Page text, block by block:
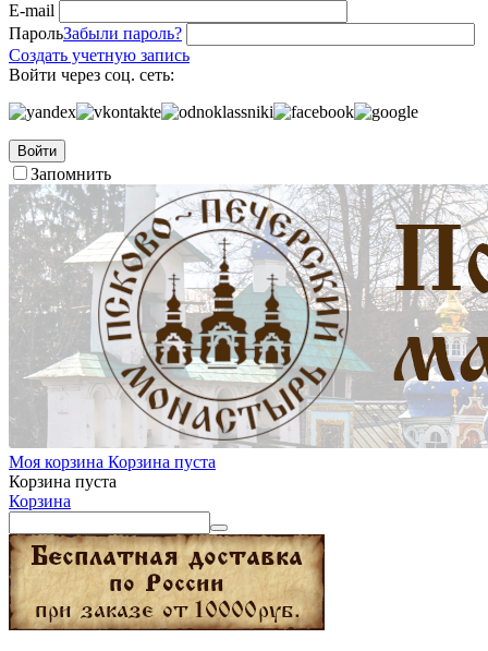
E-mail
ПарольЗабыли пароль?
Создать учетную запись
Войти через соц. сеть:
Войти
Запомнить
Моя корзина Корзина пуста
Корзина пуста
Корзина